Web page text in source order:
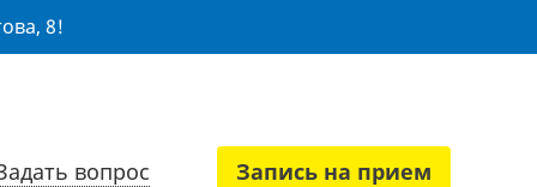
8!
вопрос Запись на прием